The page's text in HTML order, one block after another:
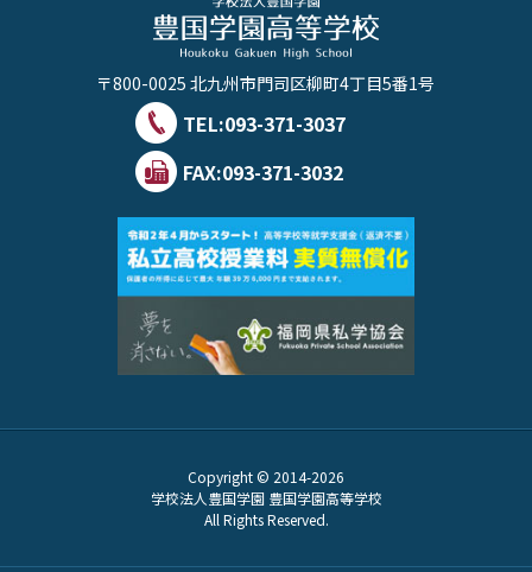
〒800-0025 北九州市門司区柳町4丁目5番1号
TEL:093-371-3037
FAX:093-371-3032
Copyright © 2014-2026
学校法人豊国学園 豊国学園高等学校
All Rights Reserved.